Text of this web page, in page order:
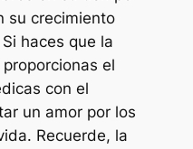
su crecimiento
haces que la
el
con el
un amor por los
Recuerde, la